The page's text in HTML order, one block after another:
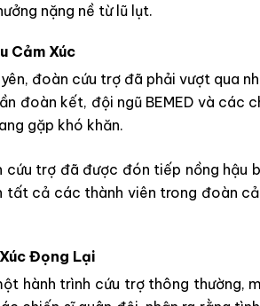
nặng nề từ lũ lụt.
Cảm Xúc
đoàn cứu trợ đã phải vượt qua
đoàn kết, đội ngũ BEMED và
gặp khó khăn.
trợ đã được đón tiếp nồng hậu
cả các thành viên trong đoàn
Đọng Lại
hành trình cứu trợ thông